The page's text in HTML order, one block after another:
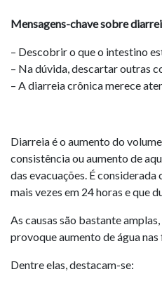
Mensagens-chave sobre
– Descobrir o que o intestino
– Na dúvida, descartar outras
– A diarreia crônica merece
Diarreia é o aumento do
consistência ou aumento de
das evacuações. É
mais vezes em 24 horas e que
As causas são bastante
provoque aumento de água
Dentre elas, destacam-se: